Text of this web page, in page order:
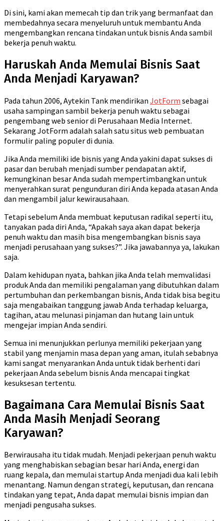
Di sini, kami akan memecah tip dan trik yang bermanfaat dan
membedahnya secara menyeluruh untuk membantu Anda
mengembangkan rencana tindakan untuk bisnis Anda sambil
bekerja penuh waktu.
Haruskah Anda Memulai Bisnis Saat
Anda Menjadi Karyawan?
Pada tahun 2006, Aytekin Tank mendirikan JotForm sebagai
usaha sampingan sambil bekerja penuh waktu sebagai
pengembang web senior di Perusahaan Media Internet.
Sekarang JotForm adalah salah satu situs web pembuatan
formulir paling populer di dunia.
Jika Anda memiliki ide bisnis yang Anda yakini dapat sukses di
pasar dan berubah menjadi sumber pendapatan aktif,
kemungkinan besar Anda sudah mempertimbangkan untuk
menyerahkan surat pengunduran diri Anda kepada atasan Anda
dan mengambil jalur kewirausahaan.
Tetapi sebelum Anda membuat keputusan radikal seperti itu,
tanyakan pada diri Anda, “Apakah saya akan dapat bekerja
penuh waktu dan masih bisa mengembangkan bisnis saya
menjadi perusahaan yang sukses?”. Jika jawabannya ya, lakukan
saja.
Dalam kehidupan nyata, bahkan jika Anda telah memvalidasi
produk Anda dan memiliki pengalaman yang dibutuhkan dalam
pertumbuhan dan perkembangan bisnis, Anda tidak bisa begitu
saja mengabaikan tanggung jawab Anda terhadap keluarga,
tagihan, atau melunasi pinjaman dan hutang lain untuk
mengejar impian Anda sendiri.
Semua ini menunjukkan perlunya memiliki pekerjaan yang
stabil yang menjamin masa depan yang aman, itulah sebabnya
kami sangat menyarankan Anda untuk tidak berhenti dari
pekerjaan Anda sebelum bisnis Anda mencapai tingkat
kesuksesan tertentu.
Bagaimana Cara Memulai Bisnis Saat
Anda Masih Menjadi Seorang
Karyawan?
Berwirausaha itu tidak mudah. Menjadi pekerjaan penuh waktu
yang menghabiskan sebagian besar hari Anda, energi dan
ruang kepala, dan memulai startup Anda menjadi dua kali lebih
menantang. Namun dengan strategi, keputusan, dan rencana
tindakan yang tepat, Anda dapat memulai bisnis impian dan
menjadi pengusaha sukses.